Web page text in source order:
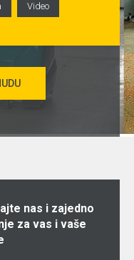
Video
nas i zajedno
za vas i vaše